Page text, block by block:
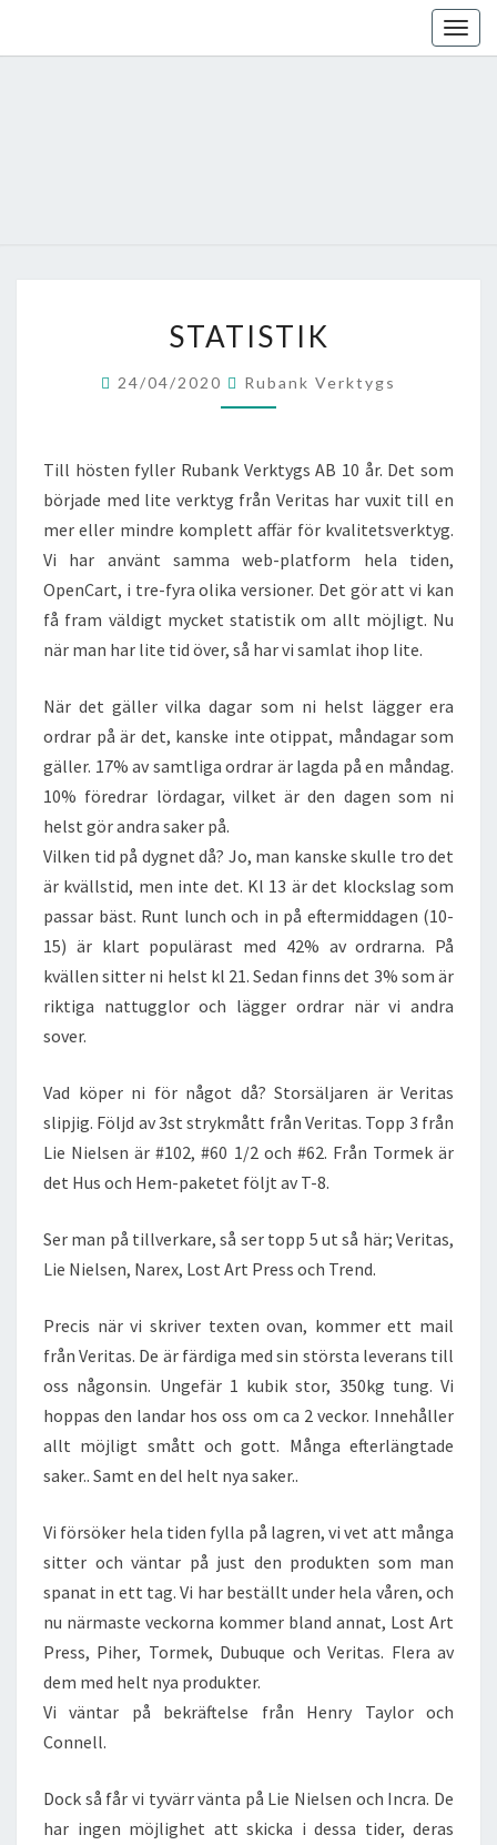
STATISTIK
24/04/2020 Rubank Verktygs
Till hösten fyller Rubank Verktygs AB 10 år. Det som
började med lite verktyg från Veritas har vuxit till en
mer eller mindre komplett affär för kvalitetsverktyg.
Vi har använt samma web-platform hela tiden,
OpenCart, i tre-fyra olika versioner. Det gör att vi kan
få fram väldigt mycket statistik om allt möjligt. Nu
när man har lite tid över, så har vi samlat ihop lite.
När det gäller vilka dagar som ni helst lägger era
ordrar på är det, kanske inte otippat, måndagar som
gäller. 17% av samtliga ordrar är lagda på en måndag.
10% föredrar lördagar, vilket är den dagen som ni
helst gör andra saker på.
Vilken tid på dygnet då? Jo, man kanske skulle tro det
är kvällstid, men inte det. Kl 13 är det klockslag som
passar bäst. Runt lunch och in på eftermiddagen (10-
15) är klart populärast med 42% av ordrarna. På
kvällen sitter ni helst kl 21. Sedan finns det 3% som är
riktiga nattugglor och lägger ordrar när vi andra
sover.
Vad köper ni för något då? Storsäljaren är Veritas
slipjig. Följd av 3st strykmått från Veritas. Topp 3 från
Lie Nielsen är #102, #60 1/2 och #62. Från Tormek är
det Hus och Hem-paketet följt av T-8.
Ser man på tillverkare, så ser topp 5 ut så här; Veritas,
Lie Nielsen, Narex, Lost Art Press och Trend.
Precis när vi skriver texten ovan, kommer ett mail
från Veritas. De är färdiga med sin största leverans till
oss någonsin. Ungefär 1 kubik stor, 350kg tung. Vi
hoppas den landar hos oss om ca 2 veckor. Innehåller
allt möjligt smått och gott. Många efterlängtade
saker.. Samt en del helt nya saker..
Vi försöker hela tiden fylla på lagren, vi vet att många
sitter och väntar på just den produkten som man
spanat in ett tag. Vi har beställt under hela våren, och
nu närmaste veckorna kommer bland annat, Lost Art
Press, Piher, Tormek, Dubuque och Veritas. Flera av
dem med helt nya produkter.
Vi väntar på bekräftelse från Henry Taylor och
Connell.
Dock så får vi tyvärr vänta på Lie Nielsen och Incra. De
har ingen möjlighet att skicka i dessa tider, deras